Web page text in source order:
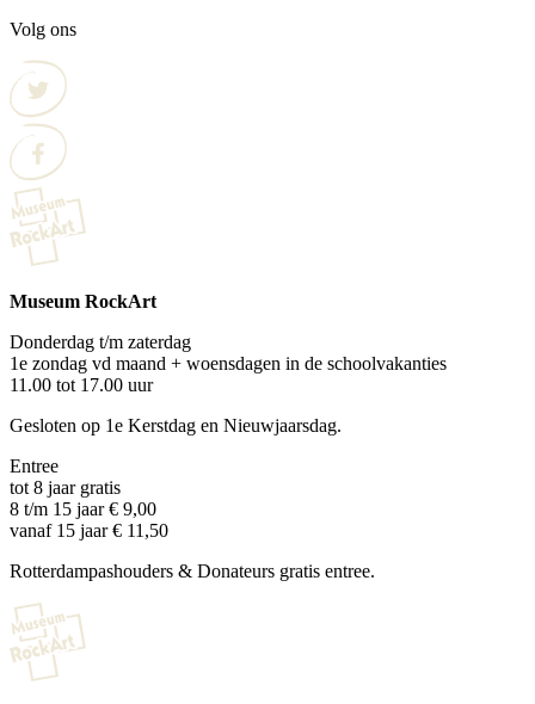
Volg ons
Museum RockArt
Donderdag t/m zaterdag
1e zondag vd maand + woensdagen in de schoolvakanties
11.00 tot 17.00 uur
Gesloten op 1e Kerstdag en Nieuwjaarsdag.
Entree
tot 8 jaar gratis
8 t/m 15 jaar € 9,00
vanaf 15 jaar € 11,50
Rotterdampashouders & Donateurs gratis entree.